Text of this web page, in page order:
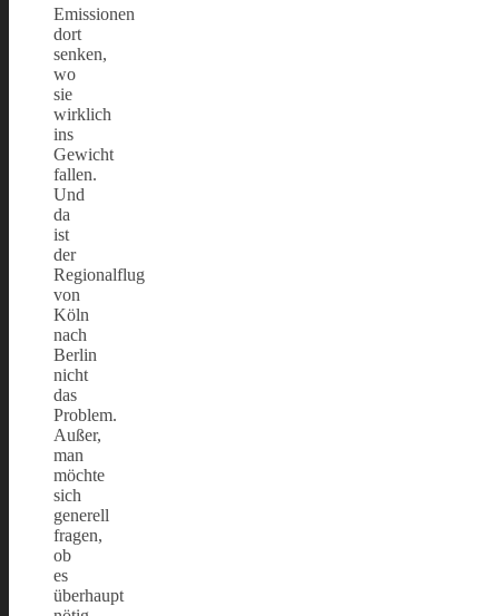
Emissionen
dort
senken,
wo
sie
wirklich
ins
Gewicht
fallen.
Und
da
ist
der
Regionalflug
von
Köln
nach
Berlin
nicht
das
Problem.
Außer,
man
möchte
sich
generell
fragen,
ob
es
überhaupt